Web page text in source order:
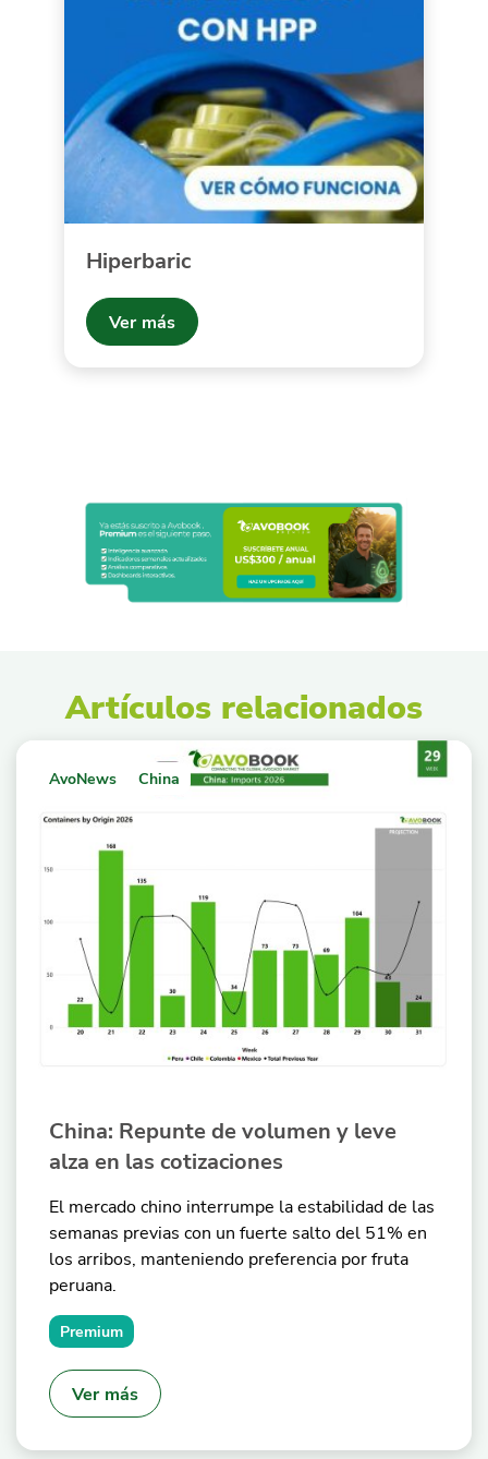
Hiperbaric
Ver más
Artículos relacionados
AvoNews China
China: Repunte de volumen y leve
alza en las cotizaciones
El mercado chino interrumpe la estabilidad de las
semanas previas con un fuerte salto del 51% en
los arribos, manteniendo preferencia por fruta
peruana.
Premium
Ver más